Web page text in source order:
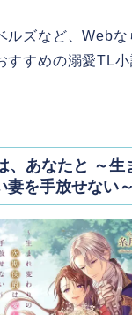
ルズなど、Web
すめの溺愛TL
、あなたと ～
妻を手放せない